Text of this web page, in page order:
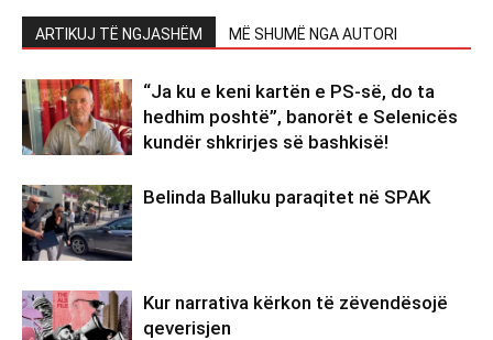
ARTIKUJ TË NGJASHËM MË SHUMË NGA AUTORI
“Ja ku e keni kartën e PS-së, do ta
hedhim poshtë”, banorët e Selenicës
kundër shkrirjes së bashkisë!
Belinda Balluku paraqitet në SPAK
Kur narrativa kërkon të zëvendësojë
qeverisjen